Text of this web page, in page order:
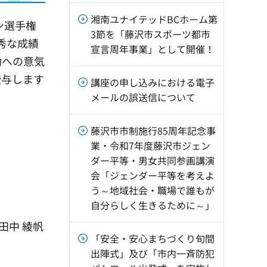
選手権
な成績
の意気
します
中 綾帆
湘南ユナイテッドBCホーム第
3節を「藤沢市スポーツ都市
宣言周年事業」として開催！
講座の申し込みにおける電子
メールの誤送信について
藤沢市市制施行85周年記念事
業・令和7年度藤沢市ジェン
ダー平等・男女共同参画講演
会「ジェンダー平等を考えよ
う～地域社会・職場で誰もが
自分らしく生きるために～」
「安全・安心まちづくり旬間
出陣式」及び「市内一斉防犯